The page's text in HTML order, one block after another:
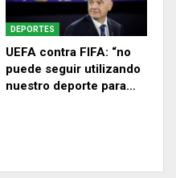
DEPORTES
UEFA contra FIFA: “no
puede seguir utilizando
nuestro deporte para…